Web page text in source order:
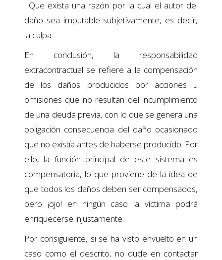
· Que exista una razón por la cual el autor del
daño sea imputable subjetivamente, es decir,
la culpa.
En conclusión, la responsabilidad
extracontractual se refiere a la compensación
de los daños producidos por acciones u
omisiones que no resultan del incumplimiento
de una deuda previa, con lo que se genera una
obligación consecuencia del daño ocasionado
que no existía antes de haberse producido. Por
ello, la función principal de este sistema es
compensatoria, lo que proviene de la idea de
que todos los daños deben ser compensados,
pero ¡ojo! en ningún caso la víctima podrá
enriquecerse injustamente.
Por consiguiente, si se ha visto envuelto en un
caso como el descrito, no dude en contactar